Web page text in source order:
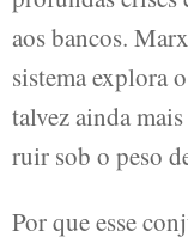
aos bancos.
sistema explora
talvez ainda
ruir sob o peso
Por que esse